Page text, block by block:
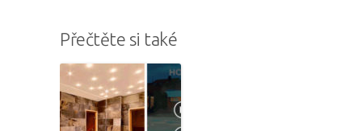
Přečtěte si také